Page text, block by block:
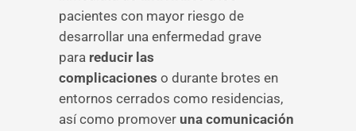
pacientes con mayor riesgo de
desarrollar una enfermedad grave
para reducir las
complicaciones o durante brotes en
entornos cerrados como residencias,
así como promover una comunicación